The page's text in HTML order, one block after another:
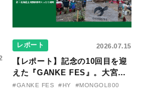
レポート 2026.07.15
【レポート】記念の10回目を迎
えた『GANKE FES』。大宮エ
リー作『アイヌの神々の崖』を
#GANKE FES #HY
#MONGOL800